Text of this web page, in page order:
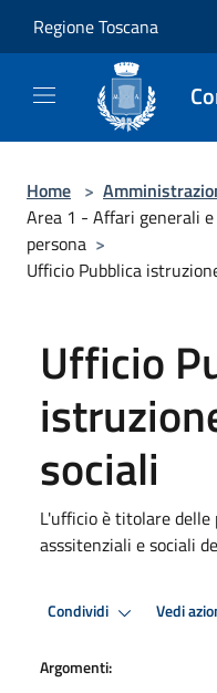
Regione Toscana
Home >
Area 1 - Affari generali
persona >
Ufficio Pubblica
Ufficio
sociali
L'ufficio è titolare
asssitenziali e sociali
Condividi Vedi
Argomenti: